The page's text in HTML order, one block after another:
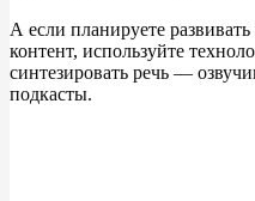
А если планируете
контент, используйте
синтезировать речь —
подкасты.